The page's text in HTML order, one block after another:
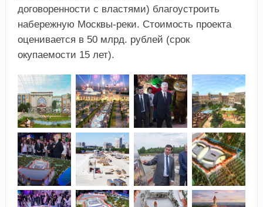
договоренности с властями) благоустроить
набережную Москвы-реки. Стоимость проекта
оценивается в 50 млрд. рублей (срок
окупаемости 15 лет).